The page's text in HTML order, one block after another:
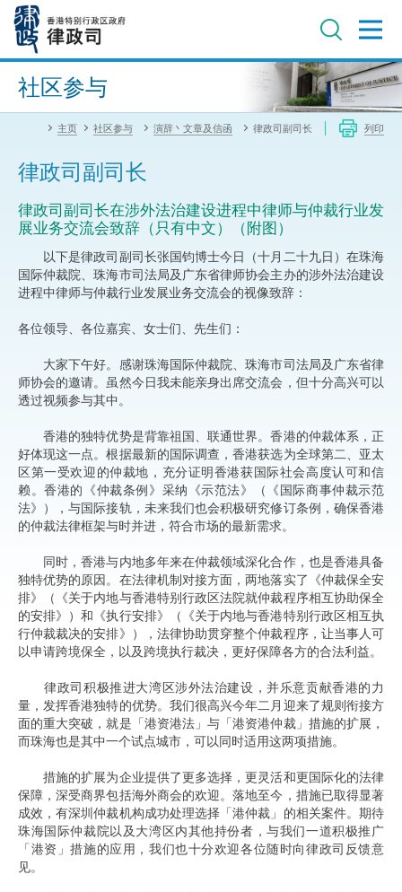
内
进阶搜寻
社区参与
主页 社区参与 演辞丶文章及信函 律政司副司长 列印
律政司副司长
律政司副司长在涉外法治建设进程中律师与仲裁行业发
展业务交流会致辞（只有中文）（附图）
以下是律政司副司长张国钧博士今日（十月二十九日）在珠海
国际仲裁院、珠海市司法局及广东省律师协会主办的涉外法治建设
进程中律师与仲裁行业发展业务交流会的视像致辞：
各位领导、各位嘉宾、女士们、先生们：
大家下午好。感谢珠海国际仲裁院、珠海市司法局及广东省律
师协会的邀请。虽然今日我未能亲身出席交流会，但十分高兴可以
透过视频参与其中。
香港的独特优势是背靠祖国、联通世界。香港的仲裁体系，正
好体现这一点。根据最新的国际调查，香港获选为全球第二、亚太
区第一受欢迎的仲裁地，充分证明香港获国际社会高度认可和信
赖。香港的《仲裁条例》采纳《示范法》（《国际商事仲裁示范
法》），与国际接轨，未来我们也会积极研究修订条例，确保香港
的仲裁法律框架与时并进，符合市场的最新需求。
同时，香港与内地多年来在仲裁领域深化合作，也是香港具备
独特优势的原因。在法律机制对接方面，两地落实了《仲裁保全安
排》（《关于内地与香港特别行政区法院就仲裁程序相互协助保全
的安排》）和《执行安排》（《关于内地与香港特别行政区相互执
行仲裁裁决的安排》），法律协助贯穿整个仲裁程序，让当事人可
以申请跨境保全，以及跨境执行裁决，更好保障各方的合法利益。
律政司积极推进大湾区涉外法治建设，并乐意贡献香港的力
量，发挥香港独特的优势。我们很高兴今年二月迎来了规则衔接方
面的重大突破，就是「港资港法」与「港资港仲裁」措施的扩展，
而珠海也是其中一个试点城市，可以同时适用这两项措施。
措施的扩展为企业提供了更多选择，更灵活和更国际化的法律
保障，深受商界包括海外商会的欢迎。落地至今，措施已取得显著
成效，有深圳仲裁机构成功处理选择「港仲裁」的相关案件。期待
珠海国际仲裁院以及大湾区内其他持份者，与我们一道积极推广
「港资」措施的应用，我们也十分欢迎各位随时向律政司反馈意
见。